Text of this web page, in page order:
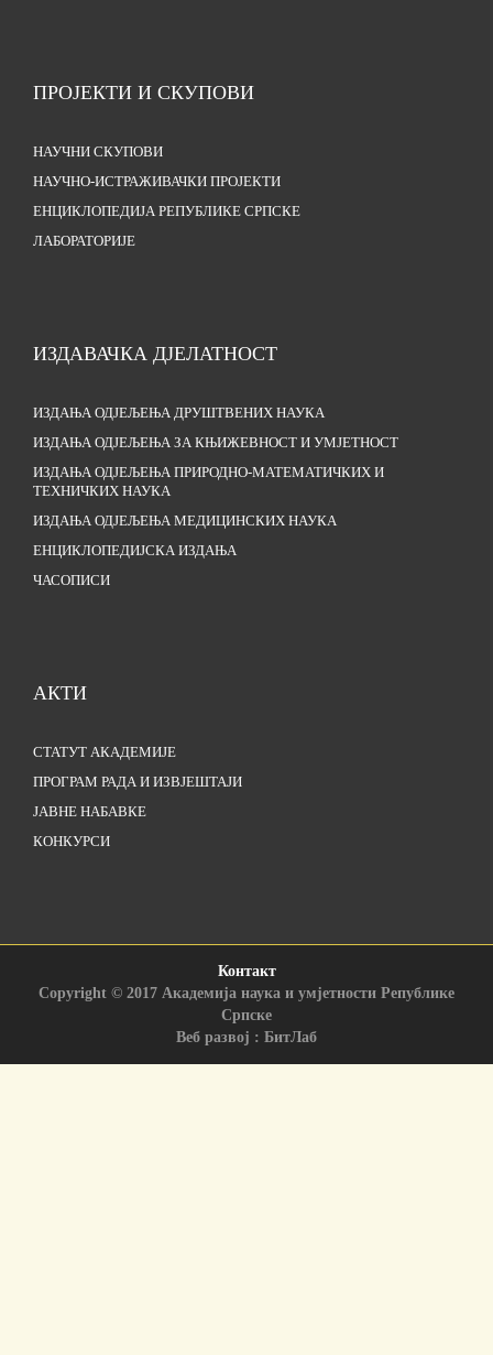
ПРОЈЕКТИ И СКУПОВИ
НАУЧНИ СКУПОВИ
НАУЧНО-ИСТРАЖИВАЧКИ ПРОЈЕКТИ
ЕНЦИКЛОПЕДИЈА РЕПУБЛИКЕ СРПСКЕ
ЛАБОРАТОРИЈЕ
ИЗДАВАЧКА ДЈЕЛАТНОСТ
ИЗДАЊА ОДЈЕЉЕЊА ДРУШТВЕНИХ НАУКА
ИЗДАЊА ОДЈЕЉЕЊА ЗА КЊИЖЕВНОСТ И УМЈЕТНОСТ
ИЗДАЊА ОДЈЕЉЕЊА ПРИРОДНО-МАТЕМАТИЧКИХ И
ТЕХНИЧКИХ НАУКА
ИЗДАЊА ОДЈЕЉЕЊА МЕДИЦИНСКИХ НАУКА
ЕНЦИКЛОПЕДИЈСКА ИЗДАЊА
ЧАСОПИСИ
АКТИ
СТАТУТ АКАДЕМИЈЕ
ПРОГРАМ РАДА И ИЗВЈЕШТАЈИ
ЈАВНЕ НАБАВКЕ
КОНКУРСИ
Контакт
Copyright © 2017 Академија наука и умјетности Републике
Српске
Веб развој : БитЛаб